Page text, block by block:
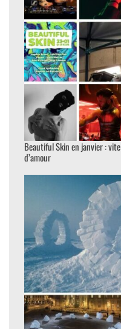
Beautiful Skin en janvier :
d’amour